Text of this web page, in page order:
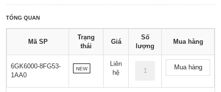
TỔNG QUAN
Mã SP
Trạng
thái
Giá
Số
lượng
Mua hàng
6GK6000-8FG53-
1AA0
NEW
Liên
hệ
Mua hàng